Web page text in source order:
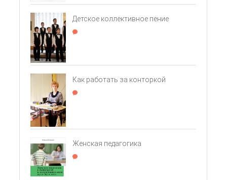
Детское коллективное пение
Как работать за конторкой
Женская педагогика